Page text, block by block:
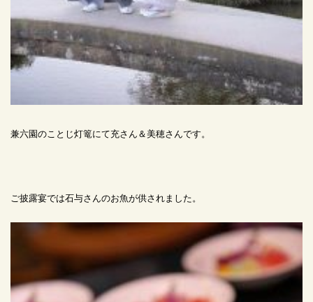
兼六園のことじ灯篭にて充さん＆美穂さんです。
ご披露宴では石与さんのお魚が供されました。